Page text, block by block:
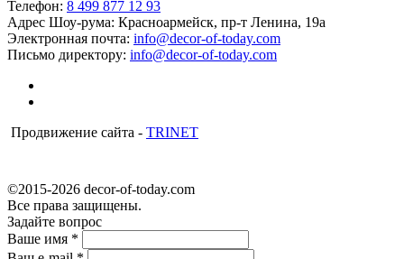
Телефон: 8 499 877 12 93
Адрес Шоу-рума: Красноармейск, пр-т Ленина, 19а
Электронная почта: info@decor-of-today.com
Письмо директору: info@decor-of-today.com
Продвижение сайта - TRINET
©2015-2026 decor-of-today.com
Все права защищены.
Задайте вопрос
Ваше имя *